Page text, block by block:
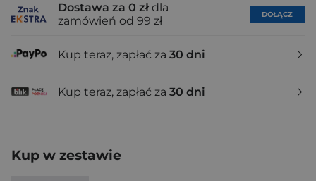
Dostawa za 0 zł dla
zamówień od 99 zł
DOŁĄCZ
Kup teraz, zapłać za 30 dni
Kup teraz, zapłać za 30 dni
Kup w zestawie